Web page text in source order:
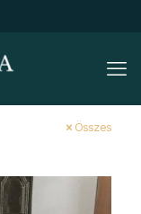
Összes